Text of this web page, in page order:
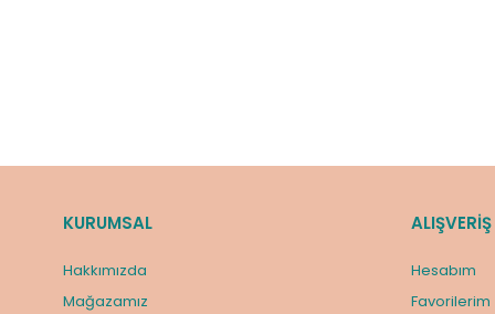
KURUMSAL
Hakkımızda
Mağazamız
ALIŞVERİŞ
Hesabım
Favorilerim